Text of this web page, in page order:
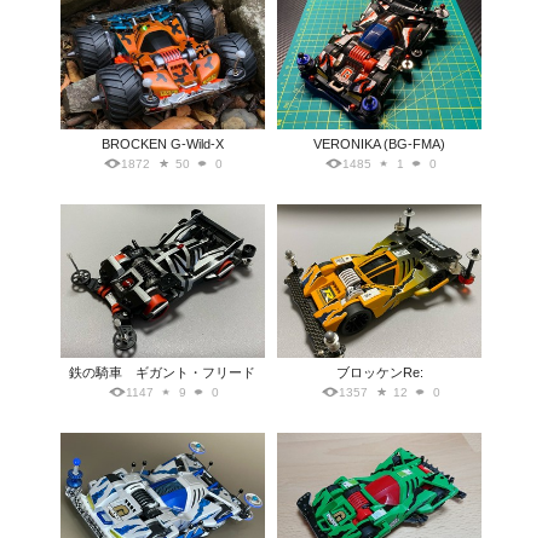
BROCKEN G-Wild-X
1872 50 0
VERONIKA (BG-FMA)
1485 1 0
鉄の騎車 ギガント・フリード
1147 9 0
ブロッケンRe:
1357 12 0